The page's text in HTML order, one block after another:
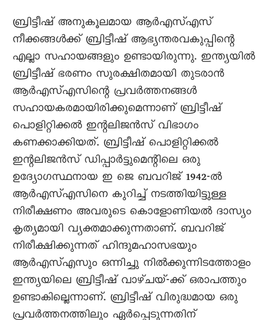
ബ്രിട്ടീഷ് അനുകൂലമായ ആർഎസ്എസ്
നീക്കങ്ങൾക്ക് ബ്രിട്ടീഷ് ആഭ്യന്തരവകുപ്പിന്റെ
എല്ലാ സഹായങ്ങളും ഉണ്ടായിരുന്നു. ഇന്ത്യയിൽ
ബ്രിട്ടീഷ് ഭരണം സുരക്ഷിതമായി തുടരാൻ
ആർഎസ്എസിന്റെ പ്രവർത്തനങ്ങൾ
സഹായകരമായിരിക്കുമെന്നാണ് ബ്രിട്ടീഷ്
പൊളിറ്റിക്കൽ ഇന്റലിജൻസ് വിഭാഗം
കണക്കാക്കിയത്. ബ്രിട്ടീഷ് പൊളിറ്റിക്കൽ
ഇന്റലിജൻസ് ഡിപ്പാർട്ടുമെന്റിലെ ഒരു
ഉദ്യോഗസ്ഥനായ ഇ ജെ ബവറിജ് 1942-ൽ
ആർഎസ്എസിനെ കുറിച്ച് നടത്തിയിട്ടുള്ള
നിരീക്ഷണം അവരുടെ കൊളോണിയൽ ദാസ്യം
കൃത്യമായി വ്യക്തമാക്കുന്നതാണ്. ബവറിജ്
നിരീക്ഷിക്കുന്നത് ഹിന്ദുമഹാസഭയും
ആർഎസ്എസും ഒന്നിച്ചു നിൽക്കുന്നിടത്തോളം
ഇന്ത്യയിലെ ബ്രിട്ടീഷ് വാഴ്ചയ്-ക്ക് ഒരാപത്തും
ഉണ്ടാകില്ലെന്നാണ്. ബ്രിട്ടീഷ് വിരുദ്ധമായ ഒരു
പ്രവർത്തനത്തിലും ഏർപ്പെടുന്നതിന്